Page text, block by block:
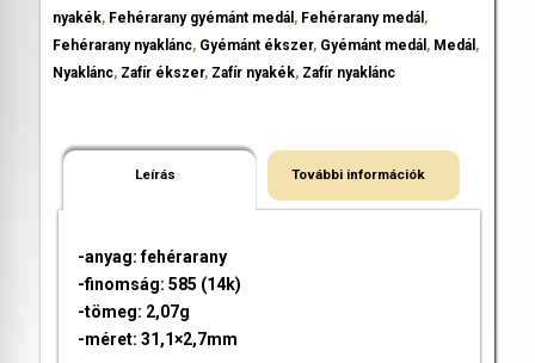
nyakék, Fehérarany gyémánt medál , Fehérarany medál ,
Fehérarany nyaklánc, Gyémánt ékszer, Gyémánt medál , Medál ,
Nyaklánc, Zafír ékszer, Zafír nyakék, Zafír nyaklánc
Leírás További információk
-anyag: fehérarany
-finomság: 585 (14k)
-tömeg: 2,07g
-méret: 31,1×2,7mm